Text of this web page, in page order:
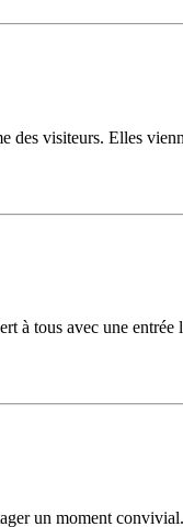
des visiteurs. Elles
à tous avec une entrée
un moment